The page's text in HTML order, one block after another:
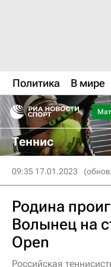
Политика В мире
Теннис
09:35 17.01.2023
Родина
Волынец на
Open
Российская